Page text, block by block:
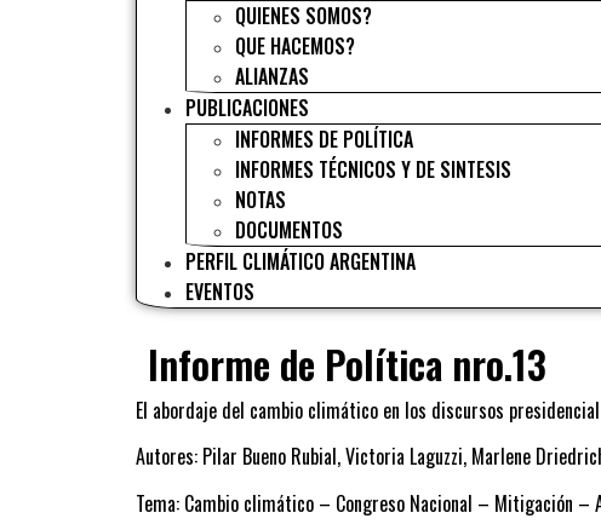
QUIENES SOMOS?
QUE HACEMOS?
ALIANZAS
PUBLICACIONES
INFORMES DE POLÍTICA
INFORMES TÉCNICOS Y DE SINTESIS
NOTAS
DOCUMENTOS
PERFIL CLIMÁTICO ARGENTINA
EVENTOS
Informe de Política nro.13
El abordaje del cambio climático en los discursos
Autores: Pilar Bueno Rubial, Victoria Laguzzi, Marlene
Tema: Cambio climático – Congreso Nacional – Mitigación